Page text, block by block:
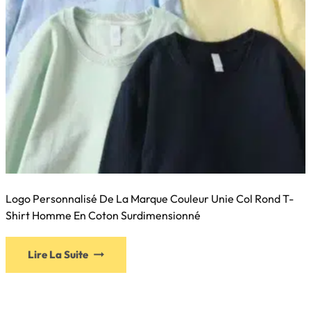
du
produit
Logo Personnalisé De La Marque Couleur Unie Col Rond T-
Shirt Homme En Coton Surdimensionné
Lire La Suite